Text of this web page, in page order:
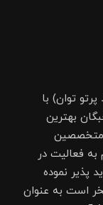
توان) با
بهترین
متخصصین
به فعالیت در
پذیر نموده
است به عنوان